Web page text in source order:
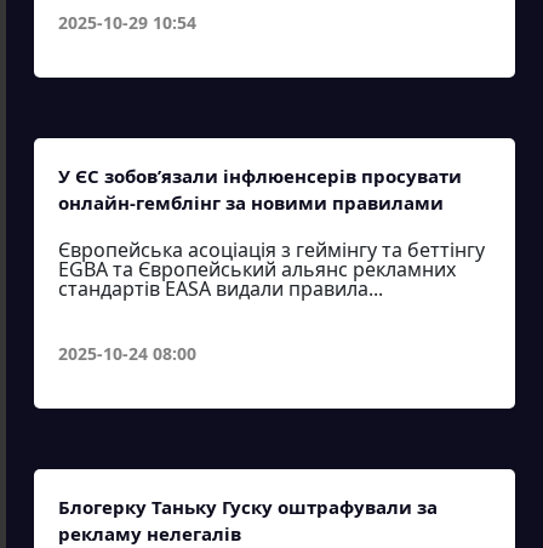
2025-10-29 10:54
У ЄС зобов’язали інфлюенсерів просувати
онлайн-гемблінг за новими правилами
Європейська асоціація з геймінгу та беттінгу
EGBA та Європейський альянс рекламних
стандартів EASA видали правила...
2025-10-24 08:00
Блогерку Таньку Гуску оштрафували за
рекламу нелегалів